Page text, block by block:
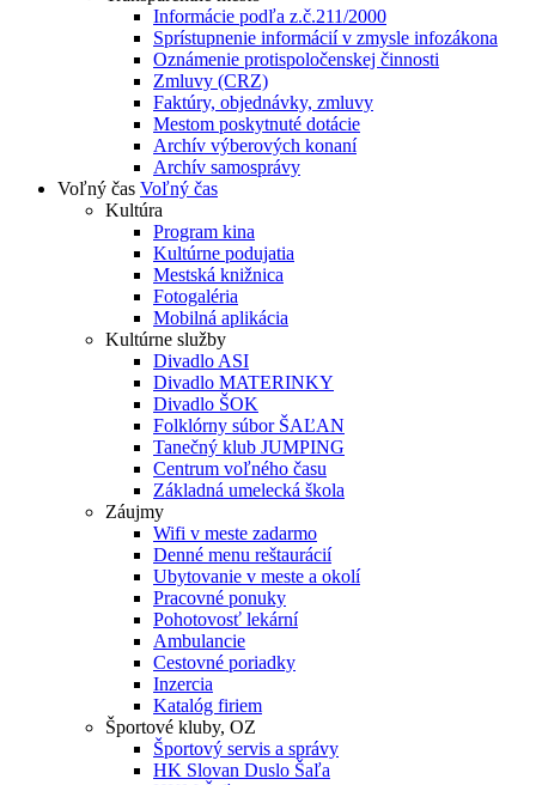
Informácie podľa z.č.211/2000
Sprístupnenie informácií v zmysle infozákona
Oznámenie protispoločenskej činnosti
Zmluvy (CRZ)
Faktúry, objednávky, zmluvy
Mestom poskytnuté dotácie
Archív výberových konaní
Archív samosprávy
Voľný čas Voľný čas
Kultúra
Program kina
Kultúrne podujatia
Mestská knižnica
Fotogaléria
Mobilná aplikácia
Kultúrne služby
Divadlo ASI
Divadlo MATERINKY
Divadlo ŠOK
Folklórny súbor ŠAĽAN
Tanečný klub JUMPING
Centrum voľného času
Základná umelecká škola
Záujmy
Wifi v meste zadarmo
Denné menu reštaurácií
Ubytovanie v meste a okolí
Pracovné ponuky
Pohotovosť lekární
Ambulancie
Cestovné poriadky
Inzercia
Katalóg firiem
Športové kluby, OZ
Športový servis a správy
HK Slovan Duslo Šaľa